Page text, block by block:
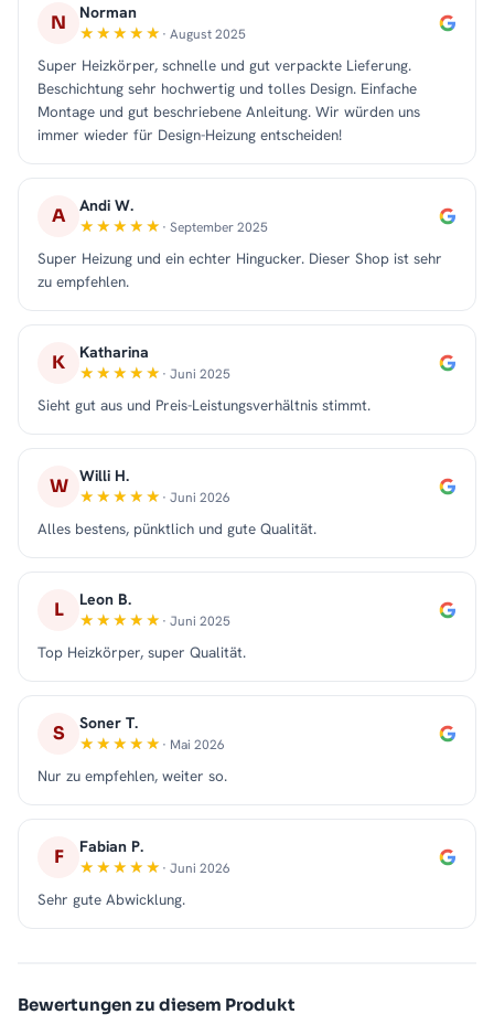
N Norman
· August 2025
Super Heizkörper, schnelle und gut verpackte Lieferung.
Beschichtung sehr hochwertig und tolles Design. Einfache
Montage und gut beschriebene Anleitung. Wir würden uns
immer wieder für Design-Heizung entscheiden!
A Andi W.
· September 2025
Super Heizung und ein echter Hingucker. Dieser Shop ist sehr
zu empfehlen.
K Katharina
· Juni 2025
Sieht gut aus und Preis-Leistungsverhältnis stimmt.
W Willi H.
· Juni 2026
Alles bestens, pünktlich und gute Qualität.
L Leon B.
· Juni 2025
Top Heizkörper, super Qualität.
S Soner T.
· Mai 2026
Nur zu empfehlen, weiter so.
F Fabian P.
· Juni 2026
Sehr gute Abwicklung.
Bewertungen zu diesem Produkt